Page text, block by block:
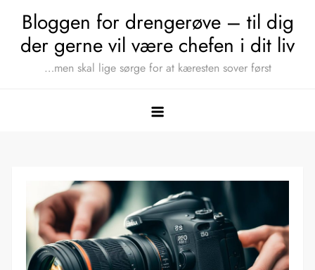
content
Bloggen for drengerøve – til dig
der gerne vil være chefen i dit liv
…men skal lige sørge for at kæresten sover først